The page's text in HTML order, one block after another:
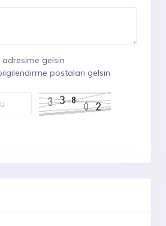
adresime gelsin
postaları gelsin